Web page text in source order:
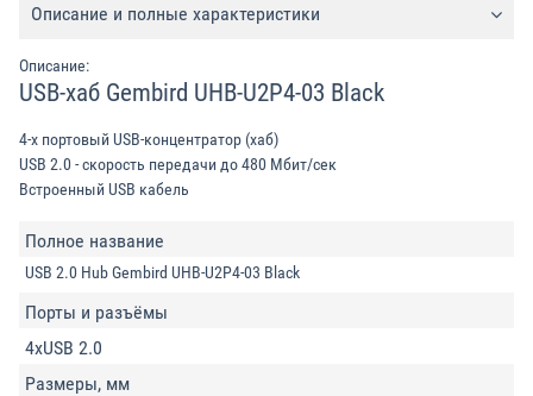
Описание и полные характеристики
Описание:
USB-хаб Gembird UHB-U2P4-03 Black
4-х портовый USB-концентратор (хаб)
USB 2.0 - скорость передачи до 480 Мбит/сек
Встроенный USB кабель
Полное название
USB 2.0 Hub Gembird UHB-U2P4-03 Black
Порты и разъёмы
4xUSB 2.0
Размеры, мм